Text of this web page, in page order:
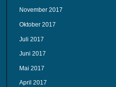
November 2017
Oktober 2017
Juli 2017
Juni 2017
Mai 2017
April 2017